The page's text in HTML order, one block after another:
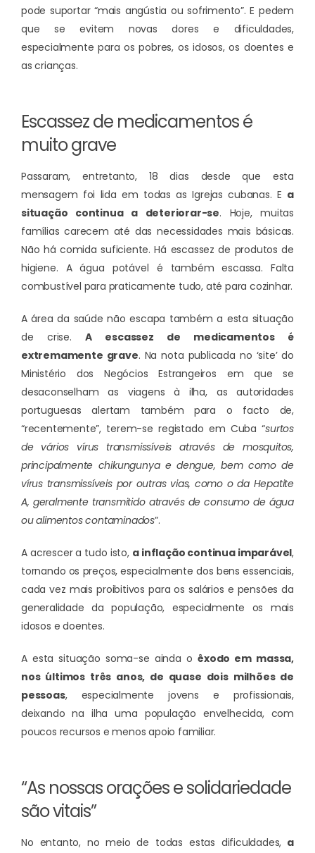
pode suportar “mais angústia ou sofrimento”. E pedem
que se evitem novas dores e dificuldades,
especialmente para os pobres, os idosos, os doentes e
as crianças.
Escassez de medicamentos é
muito grave
Passaram, entretanto, 18 dias desde que esta
mensagem foi lida em todas as Igrejas cubanas. E a
situação continua a deteriorar-se. Hoje, muitas
famílias carecem até das necessidades mais básicas.
Não há comida suficiente. Há escassez de produtos de
higiene. A água potável é também escassa. Falta
combustível para praticamente tudo, até para cozinhar.
A área da saúde não escapa também a esta situação
de crise.A escassez de medicamentos é
extremamente grave. Na nota publicada no ‘site’ do
Ministério dos Negócios Estrangeiros em que se
desaconselham as viagens à ilha, as autoridades
portuguesas alertam também para o facto de,
“recentemente”, terem-se registado em Cuba “surtos
de vários vírus transmissíveis através de mosquitos,
principalmente chikungunya e dengue, bem como de
vírus transmissíveis por outras vias, como o da Hepatite
A, geralmente transmitido através de consumo de água
ou alimentos contaminados”.
A acrescer a tudo isto, a inflação continua imparável,
tornando os preços, especialmente dos bens essenciais,
cada vez mais proibitivos para os salários e pensões da
generalidade da população, especialmente os mais
idosos e doentes.
A esta situação soma-se ainda oêxodo em massa,
nos últimos três anos, de quase dois milhões de
pessoas, especialmente jovens e profissionais,
deixando na ilha uma população envelhecida, com
poucos recursos e menos apoio familiar.
“As nossas orações e solidariedade
são vitais”
No entanto, no meio de todas estas dificuldades, a